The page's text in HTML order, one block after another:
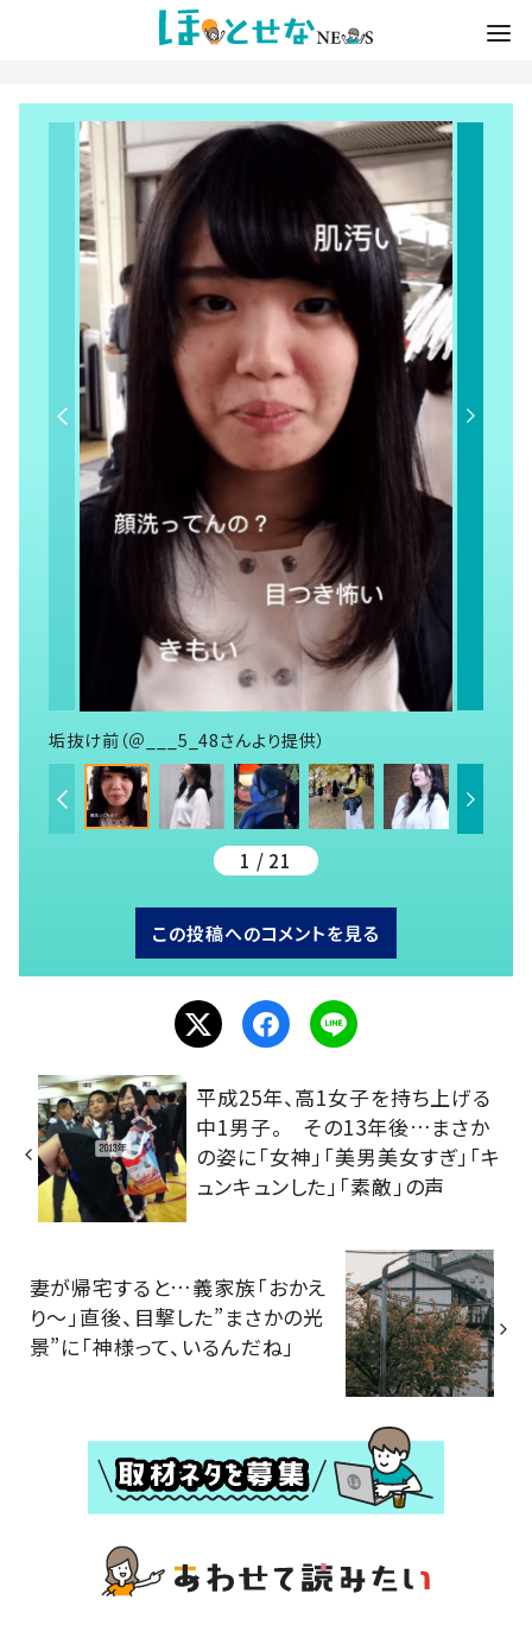
垢抜け前（＠___5_48さんより提供）
1 / 21
この投稿へのコメントを見る
平成25年、高1女子を持ち上げる
中1男子。 その13年後…まさか
の姿に「女神」「美男美女すぎ」「キ
ュンキュンした」「素敵」の声
妻が帰宅すると…義家族「おかえ
り～」直後、目撃した”まさかの光
景”に「神様って、いるんだね」